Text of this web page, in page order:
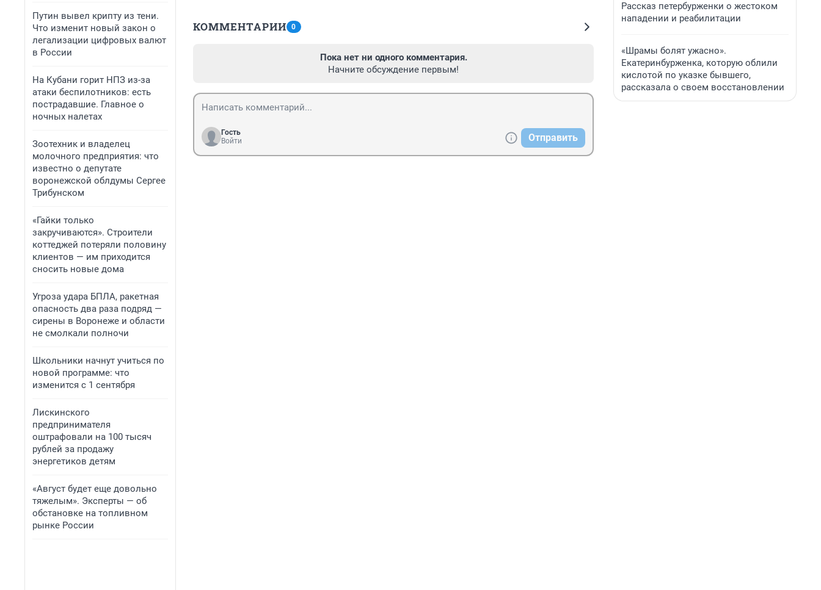
Путин вывел крипту из тени.
Что изменит новый закон о
легализации цифровых валют
в России
На Кубани горит НПЗ из-за
атаки беспилотников: есть
пострадавшие. Главное о
ночных налетах
Зоотехник и владелец
молочного предприятия: что
известно о депутате
воронежской облдумы Сергее
Трибунском
«Гайки только
закручиваются». Строители
коттеджей потеряли половину
клиентов — им приходится
сносить новые дома
Угроза удара БПЛА, ракетная
опасность два раза подряд —
сирены в Воронеже и области
не смолкали полночи
Школьники начнут учиться по
новой программе: что
изменится с 1 сентября
Лискинского
предпринимателя
оштрафовали на 100 тысяч
рублей за продажу
энергетиков детям
«Август будет еще довольно
тяжелым». Эксперты — об
обстановке на топливном
рынке России
КОММЕНТАРИИ 0
Пока нет ни одного комментария.
Начните обсуждение первым!
Гость
Войти
Отправить
Рассказ петербурженки о жестоком
нападении и реабилитации
«Шрамы болят ужасно».
Екатеринбурженка, которую облили
кислотой по указке бывшего,
рассказала о своем восстановлении